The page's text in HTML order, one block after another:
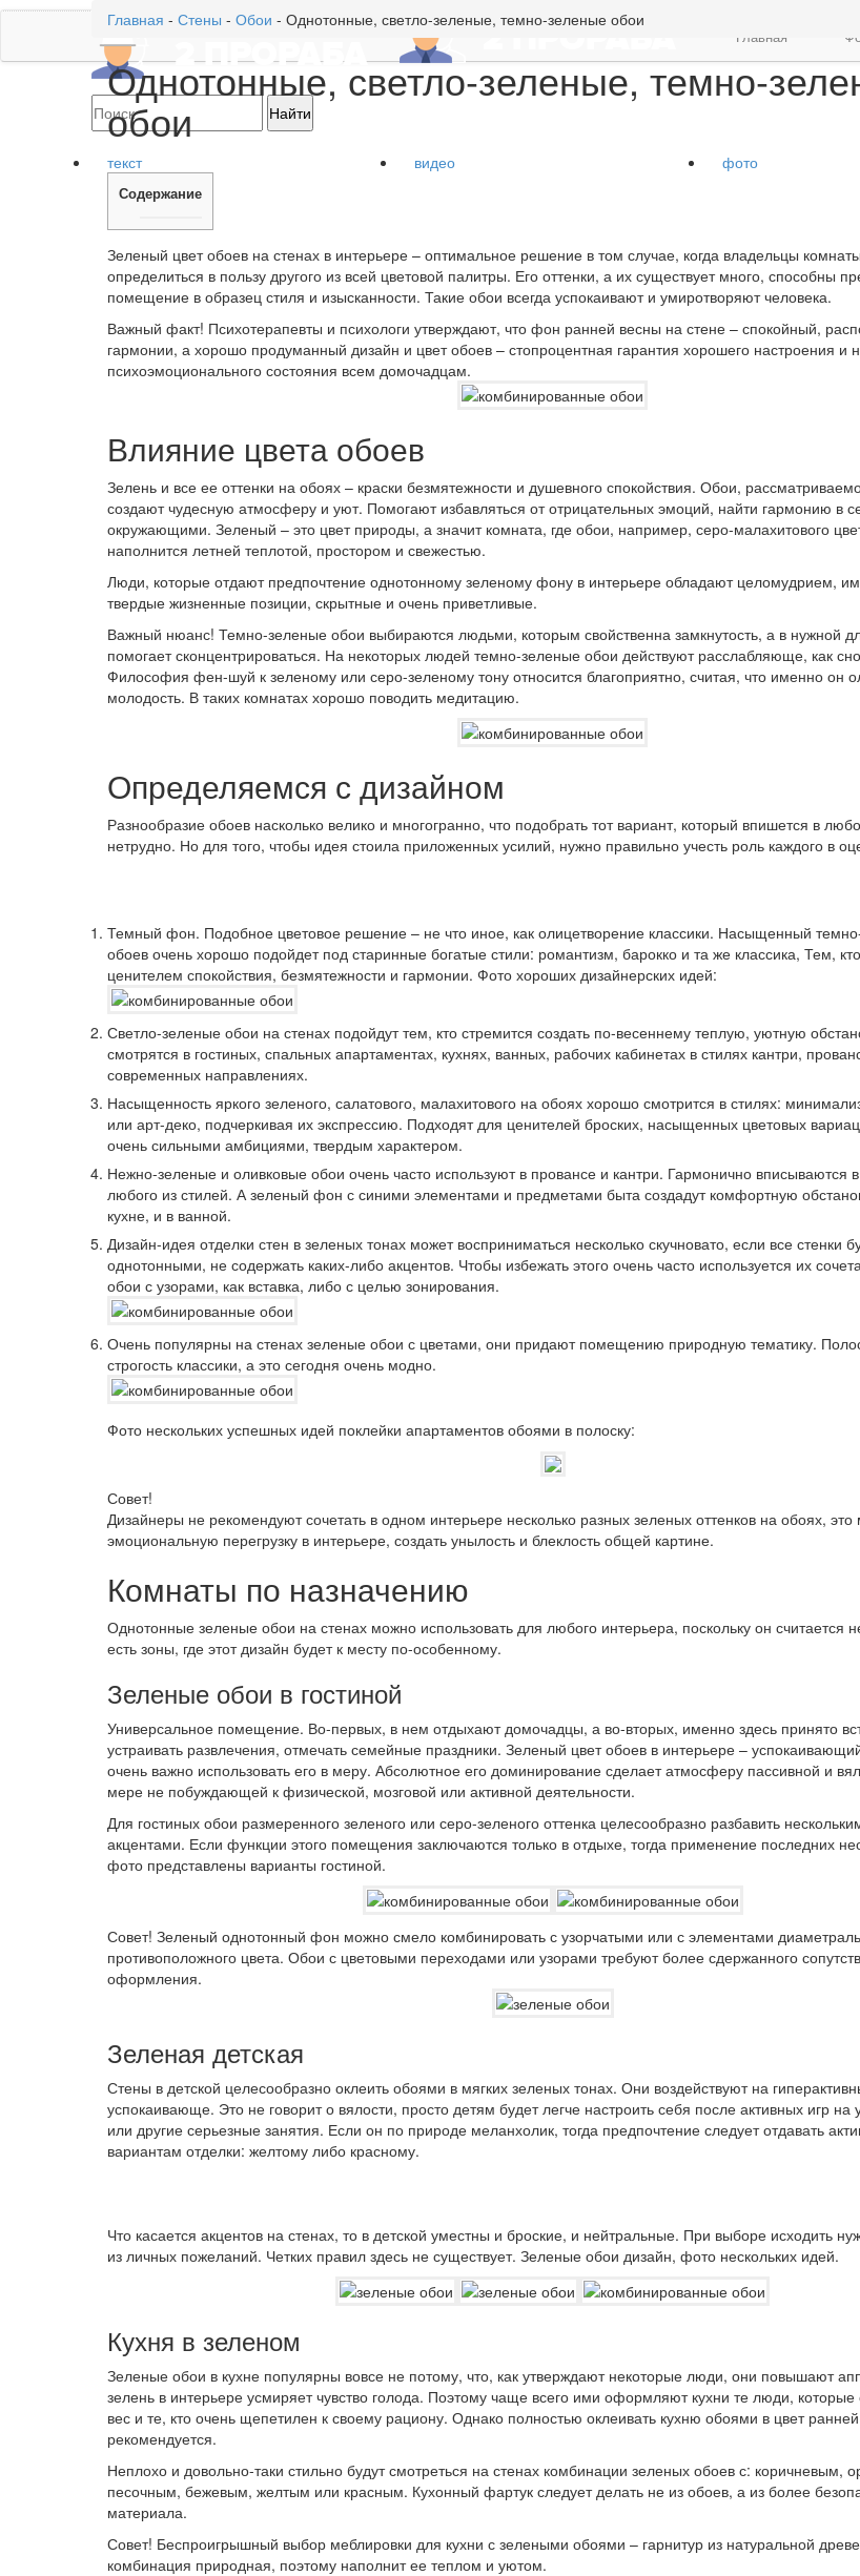
Главная
Главная - Стены - Обои - Однотонные, светло-зеленые, темно-зеленые обои
Однотонные, светло-зеленые, темно-
обои
текст видео фото
Содержание
Зеленый цвет обоев на стенах в интерьере – оптимальное решение в том случае, когда владельцы
определиться в пользу другого из всей цветовой палитры. Его оттенки, а их существует много, способны
помещение в образец стиля и изысканности. Такие обои всегда успокаивают и умиротворяют человека.
Важный факт! Психотерапевты и психологи утверждают, что фон ранней весны на стене – спокойный,
гармонии, а хорошо продуманный дизайн и цвет обоев – стопроцентная гарантия хорошего настроения и
психоэмоционального состояния всем домочадцам.
Влияние цвета обоев
Зелень и все ее оттенки на обоях – краски безмятежности и душевного спокойствия. Обои,
создают чудесную атмосферу и уют. Помогают избавляться от отрицательных эмоций, найти гармонию в
окружающими. Зеленый – это цвет природы, а значит комната, где обои, например, серо-малахитового
наполнится летней теплотой, простором и свежестью.
Люди, которые отдают предпочтение однотонному зеленому фону в интерьере обладают целомудрием,
твердые жизненные позиции, скрытные и очень приветливые.
Важный нюанс! Темно-зеленые обои выбираются людьми, которым свойственна замкнутость, а в нужной
помогает сконцентрироваться. На некоторых людей темно-зеленые обои действуют расслабляюще, как
Философия фен-шуй к зеленому или серо-зеленому тону относится благоприятно, считая, что именно он
молодость. В таких комнатах хорошо поводить медитацию.
Определяемся с дизайном
Разнообразие обоев насколько велико и многогранно, что подобрать тот вариант, который впишется в
нетрудно. Но для того, чтобы идея стоила приложенных усилий, нужно правильно учесть роль каждого в
Темный фон. Подобное цветовое решение – не что иное, как олицетворение классики. Насыщенный
обоев очень хорошо подойдет под старинные богатые стили: романтизм, барокко и та же классика, Тем,
ценителем спокойствия, безмятежности и гармонии. Фото хороших дизайнерских идей:
Светло-зеленые обои на стенах подойдут тем, кто стремится создать по-весеннему теплую, уютную
смотрятся в гостиных, спальных апартаментах, кухнях, ванных, рабочих кабинетах в стилях кантри,
современных направлениях.
Насыщенность яркого зеленого, салатового, малахитового на обоях хорошо смотрится в стилях:
или арт-деко, подчеркивая их экспрессию. Подходят для ценителей броских, насыщенных цветовых
очень сильными амбициями, твердым характером.
Нежно-зеленые и оливковые обои очень часто используют в провансе и кантри. Гармонично вписываются
любого из стилей. А зеленый фон с синими элементами и предметами быта создадут комфортную
кухне, и в ванной.
Дизайн-идея отделки стен в зеленых тонах может восприниматься несколько скучновато, если все стенки
однотонными, не содержать каких-либо акцентов. Чтобы избежать этого очень часто используется их
обои с узорами, как вставка, либо с целью зонирования.
Очень популярны на стенах зеленые обои с цветами, они придают помещению природную тематику.
строгость классики, а это сегодня очень модно.
Фото нескольких успешных идей поклейки апартаментов обоями в полоску:
Совет!
Дизайнеры не рекомендуют сочетать в одном интерьере несколько разных зеленых оттенков на обоях, это
эмоциональную перегрузку в интерьере, создать унылость и блеклость общей картине.
Комнаты по назначению
Однотонные зеленые обои на стенах можно использовать для любого интерьера, поскольку он считается
есть зоны, где этот дизайн будет к месту по-особенному.
Зеленые обои в гостиной
Универсальное помещение. Во-первых, в нем отдыхают домочадцы, а во-вторых, именно здесь принято
устраивать развлечения, отмечать семейные праздники. Зеленый цвет обоев в интерьере –
очень важно использовать его в меру. Абсолютное его доминирование сделает атмосферу пассивной и
мере не побуждающей к физической, мозговой или активной деятельности.
Для гостиных обои размеренного зеленого или серо-зеленого оттенка целесообразно разбавить
акцентами. Если функции этого помещения заключаются только в отдыхе, тогда применение последних
фото представлены варианты гостиной.
Совет! Зеленый однотонный фон можно смело комбинировать с узорчатыми или с элементами
противоположного цвета. Обои с цветовыми переходами или узорами требуют более сдержанного
оформления.
Зеленая детская
Стены в детской целесообразно оклеить обоями в мягких зеленых тонах. Они воздействуют на
успокаивающе. Это не говорит о вялости, просто детям будет легче настроить себя после активных игр на
или другие серьезные занятия. Если он по природе меланхолик, тогда предпочтение следует отдавать
вариантам отделки: желтому либо красному.
Что касается акцентов на стенах, то в детской уместны и броские, и нейтральные. При выборе исходить
из личных пожеланий. Четких правил здесь не существует. Зеленые обои дизайн, фото нескольких идей.
Кухня в зеленом
Зеленые обои в кухне популярны вовсе не потому, что, как утверждают некоторые люди, они повышают
зелень в интерьере усмиряет чувство голода. Поэтому чаще всего ими оформляют кухни те люди, которые
вес и те, кто очень щепетилен к своему рациону. Однако полностью оклеивать кухню обоями в цвет
рекомендуется.
Неплохо и довольно-таки стильно будут смотреться на стенах комбинации зеленых обоев с: коричневым,
песочным, бежевым, желтым или красным. Кухонный фартук следует делать не из обоев, а из более
материала.
Совет! Беспроигрышный выбор меблировки для кухни с зелеными обоями – гарнитур из натуральной
комбинация природная, поэтому наполнит ее теплом и уютом.